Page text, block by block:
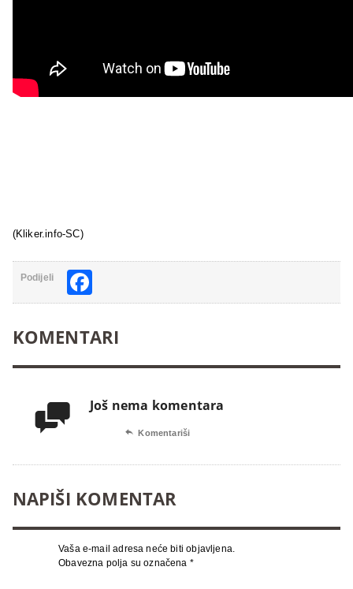
(Kliker.info-SC)
Podijeli
KOMENTARI
 Još nema komentara
 Komentariši
NAPIŠI KOMENTAR
Vaša e-mail adresa neće biti objavljena.
Obavezna polja su označena *